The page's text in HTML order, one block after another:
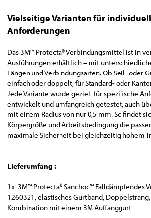
Vielseitige Varianten für
Anforderungen
Das 3M™ Protecta® Verbindungsmittel ist in
Ausführungen erhältlich – mit
Längen und Verbindungsarten. Ob Seil- oder
einfach oder doppelt, für Standard- oder
Jede Variante wurde gezielt für spezifische
entwickelt und umfangreich getestet, auch
mit einem Radius von nur 0,5 mm. So findet
Körpergröße und Arbeitsbedingung die
maximale Sicherheit bei gleichzeitig hohem
Lieferumfang :
1x 3M™ Protecta® Sanchoc™ Falldämpfendes
1260321, elastisches Gurtband, Doppelstrang,
Kombination mit einem 3M Auffanggurt